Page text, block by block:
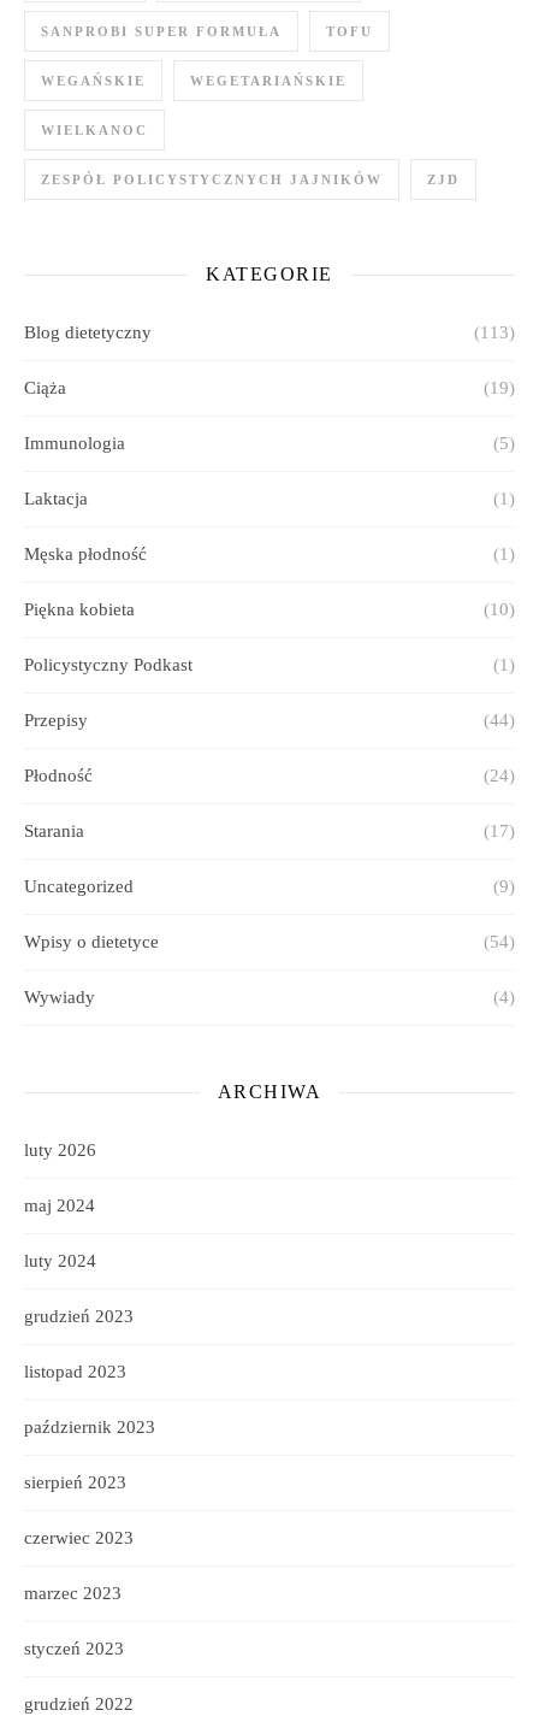
SANPROBI SUPER FORMUŁA TOFU
WEGAŃSKIE WEGETARIAŃSKIE
WIELKANOC
ZESPÓŁ POLICYSTYCZNYCH JAJNIKÓW ZJD
KATEGORIE
Blog dietetyczny (113)
Ciąża (19)
Immunologia (5)
Laktacja (1)
Męska płodność (1)
Piękna kobieta (10)
Policystyczny Podkast (1)
Przepisy (44)
Płodność (24)
Starania (17)
Uncategorized (9)
Wpisy o dietetyce (54)
Wywiady (4)
ARCHIWA
luty 2026
maj 2024
luty 2024
grudzień 2023
listopad 2023
październik 2023
sierpień 2023
czerwiec 2023
marzec 2023
styczeń 2023
grudzień 2022